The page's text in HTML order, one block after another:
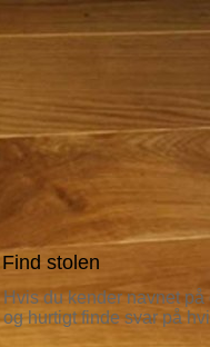
Find stolen
Hvis du kender navnet på
og hurtigt finde svar på